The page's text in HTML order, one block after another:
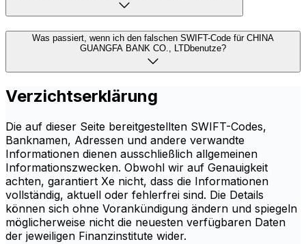
Was passiert, wenn ich den falschen SWIFT-Code für CHINA
GUANGFA BANK CO., LTDbenutze?
Verzichtserklärung
Die auf dieser Seite bereitgestellten SWIFT-Codes,
Banknamen, Adressen und andere verwandte
Informationen dienen ausschließlich allgemeinen
Informationszwecken. Obwohl wir auf Genauigkeit
achten, garantiert Xe nicht, dass die Informationen
vollständig, aktuell oder fehlerfrei sind. Die Details
können sich ohne Vorankündigung ändern und spiegeln
möglicherweise nicht die neuesten verfügbaren Daten
der jeweiligen Finanzinstitute wider.